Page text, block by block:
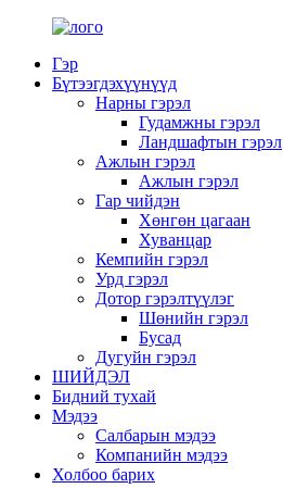
Гэр
Бүтээгдэхүүнүүд
Нарны гэрэл
Гудамжны гэрэл
Ландшафтын гэрэл
Ажлын гэрэл
Ажлын гэрэл
Гар чийдэн
Хөнгөн цагаан
Хуванцар
Кемпийн гэрэл
Урд гэрэл
Дотор гэрэлтүүлэг
Шөнийн гэрэл
Бусад
Дугуйн гэрэл
ШИЙДЭЛ
Бидний тухай
Мэдээ
Салбарын мэдээ
Компанийн мэдээ
Холбоо барих